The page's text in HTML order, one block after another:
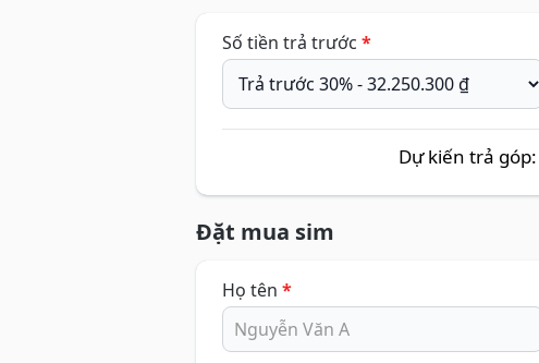
Số tiền trả trước *
Dự kiến trả góp:
Đặt mua sim
Họ tên *